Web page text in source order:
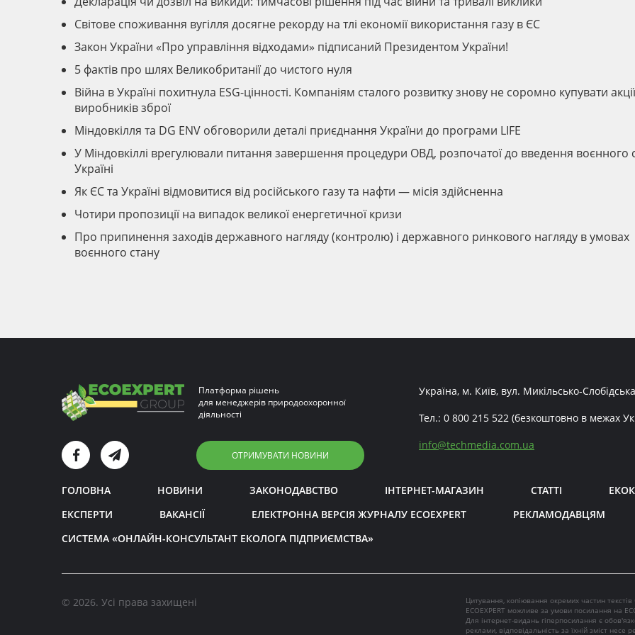
Світове споживання вугілля досягне рекорду на тлі економії використання газу в ЄС
Закон України «Про управління відходами» підписаний Президентом України!
5 фактів про шлях Великобританії до чистого нуля
Війна в Україні похитнула ESG-цінності. Компаніям сталого розвитку знову не соромно купувати акції
виробників зброї
Міндовкілля та DG ENV обговорили деталі приєднання України до програми LIFE
У Міндовкіллі врегулювали питання завершення процедури ОВД, розпочатої до введення воєнного
Україні
Як ЄС та Україні відмовитися від російського газу та нафти — місія здійсненна
Чотири пропозиції на випадок великої енергетичної кризи
Про припинення заходів державного нагляду (контролю) і державного ринкового нагляду в умовах
воєнного стану
Платформа рішень
для менеджерів природоохоронної
діяльності
ОТРИМУВАТИ НОВИНИ
Україна, м. Київ, вул. Микільсько-
Тел.: 0 800 215 522 (безкоштовно в межах
info@techmedia.com.ua
ГОЛОВНА НОВИНИ ЗАКОНОДАВСТВО ІНТЕРНЕТ-МАГАЗИН СТАТТІ
ЕКСПЕРТИ
ВАКАНСІЇ ЕЛЕКТРОННА ВЕРСІЯ ЖУРНАЛУ ECOEXPERT РЕКЛАМОДАВЦЯМ
СИСТЕМА «ОНЛАЙН-КОНСУЛЬТАНТ ЕКОЛОГА ПІДПРИЄМСТВА»
Цитування, копіювання окремих частин
ECOEXPERT можливе за умови посилання на
Для інтернет-видань гіперпосилання є
реклами, відповідальність за їхній зміст несе
© 2026. Усі права захищені